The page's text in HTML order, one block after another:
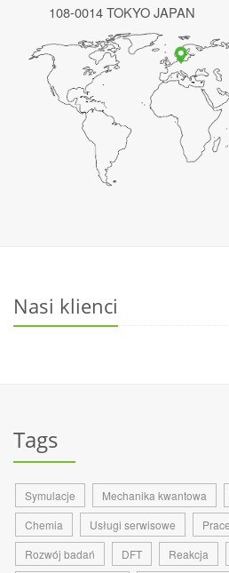
108-0014 TOKYO JAPAN
Nasi klienci
Tags
Symulacje Mechanika kwantowa
Chemia
Usługi serwisowe
Rozwój badań
DFT Reakcja